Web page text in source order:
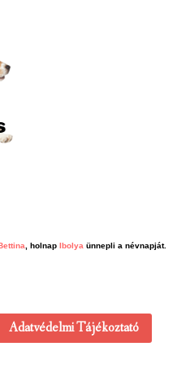
, holnap Ibolya ünnepli a névnapját.
Adatvédelmi Tájékoztató